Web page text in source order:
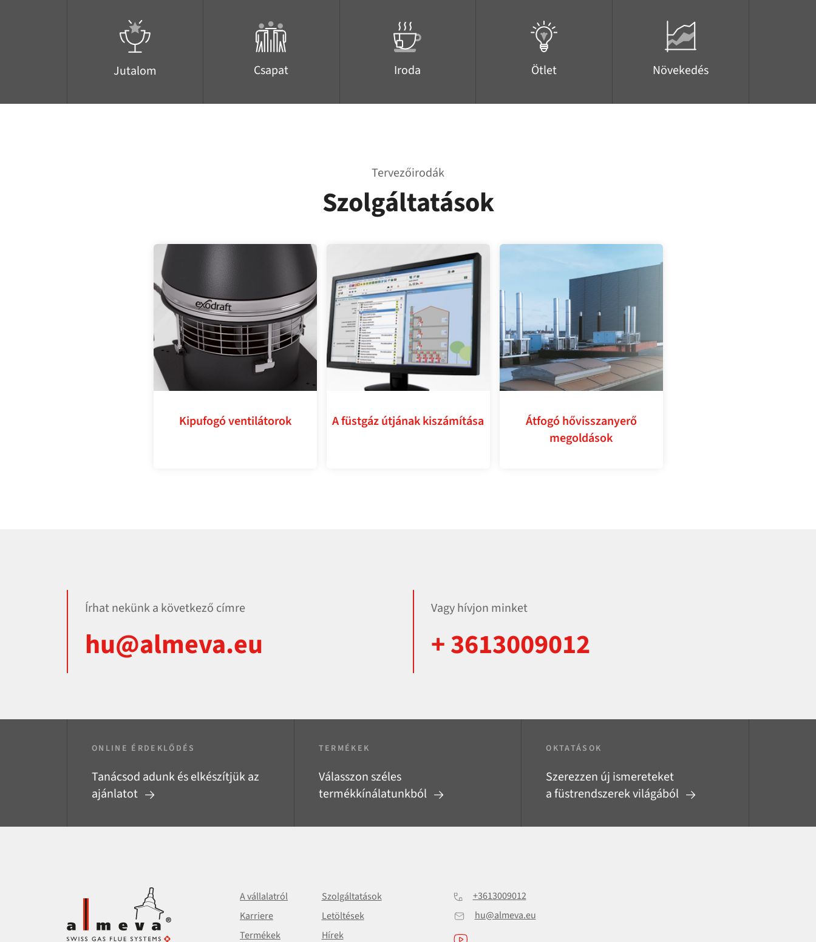
Jutalom Csapat Iroda Ötlet Növekedés
Tervezőirodák
Szolgáltatások
Kipufogó ventilátorok A füstgáz útjának kiszámítása
Átfogó hővisszanyerő
megoldások
Írhat nekünk a következő címre
hu@almeva.eu
Vagy hívjon minket
+ 3613009012
ONLINE ÉRDEKLŐDÉS
Tanácsod adunk és elkészítjük az
ajánlatot
TERMÉKEK
Válasszon széles
termékkínálatunkból
OKTATÁSOK
Szerezzen új ismereteket
a füstrendszerek világából
A vállalatról
Szolgáltatások
Karriere
Letöltések
Termékek
Hírek
+3613009012
hu@almeva.eu